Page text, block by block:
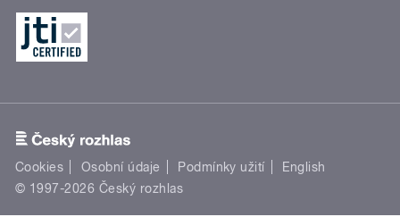
Cookies Osobní údaje Podmínky užití
English
© 1997-2026 Český rozhlas